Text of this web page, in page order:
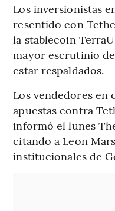
Los inversionistas
resentido con
la stablecoin
mayor escrutinio
estar respaldados.
Los vendedores en
apuestas contra
informó el lunes
citando a Leon
institucionales de